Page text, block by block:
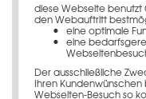
Schraubeund/
Geringes
Langlebig dank
Für Vouten -
Mit zwei
Spannschlösser
diese Webseite benutzt
den Webauftritt
eine optimale
eine
Der ausschließliche
Ihren
Webseiten-Besuch so